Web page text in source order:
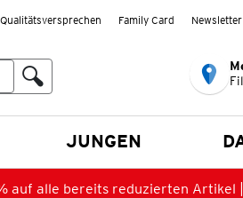
Qualitätsversprechen Family Card Newsletter
JUNGEN
auf alle bereits reduzierten Artikel